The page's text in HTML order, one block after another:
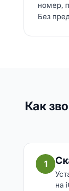
номер,
Без
Как
1
на